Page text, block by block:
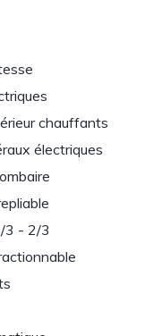
chauffants
électriques
3 - 2/3